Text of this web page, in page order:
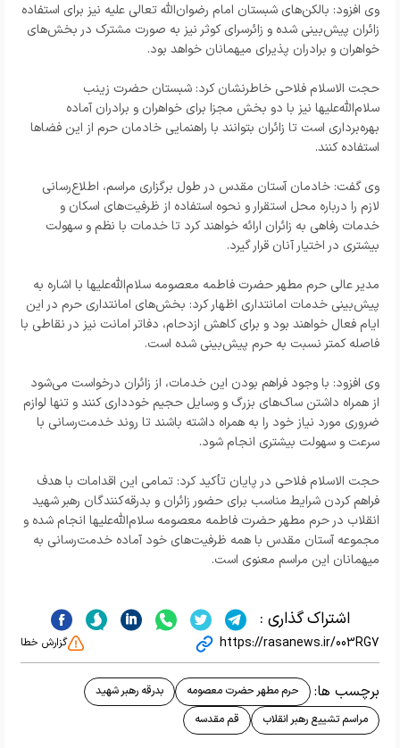
وی افزود: بالکن‌های شبستان امام رضوان‌الله تعالی علیه نیز برای استفاده
زائران پیش‌بینی شده و زائرسرای کوثر نیز به صورت مشترک در بخش‌های
خواهران و برادران پذیرای میهمانان خواهد بود.
حجت الاسلام فلاحی خاطرنشان کرد: شبستان حضرت زینب
سلام‌الله‌علیها نیز با دو بخش مجزا برای خواهران و برادران آماده
بهره‌برداری است تا زائران بتوانند با راهنمایی خادمان حرم از این فضاها
استفاده کنند.
وی گفت: خادمان آستان مقدس در طول برگزاری مراسم، اطلاع‌رسانی
لازم را درباره محل استقرار و نحوه استفاده از ظرفیت‌های اسکان و
خدمات رفاهی به زائران ارائه خواهند کرد تا خدمات با نظم و سهولت
بیشتری در اختیار آنان قرار گیرد.
مدیر عالی حرم مطهر حضرت فاطمه معصومه سلام‌الله‌علیها با اشاره به
پیش‌بینی خدمات امانتداری اظهار کرد: بخش‌های امانتداری حرم در این
ایام فعال خواهند بود و برای کاهش ازدحام، دفاتر امانت نیز در نقاطی با
فاصله کمتر نسبت به حرم پیش‌بینی شده است.
وی افزود: با وجود فراهم بودن این خدمات، از زائران درخواست می‌شود
از همراه داشتن ساک‌های بزرگ و وسایل حجیم خودداری کنند و تنها لوازم
ضروری مورد نیاز خود را به همراه داشته باشند تا روند خدمت‌رسانی با
سرعت و سهولت بیشتری انجام شود.
حجت الاسلام فلاحی در پایان تأکید کرد: تمامی این اقدامات با هدف
فراهم کردن شرایط مناسب برای حضور زائران و بدرقه‌کنندگان رهبر شهید
انقلاب در حرم مطهر حضرت فاطمه معصومه سلام‌الله‌علیها انجام شده و
مجموعه آستان مقدس با همه ظرفیت‌های خود آماده خدمت‌رسانی به
میهمانان این مراسم معنوی است.
اشتراک گذاری :
https://rasanews.ir/003RG7 گزارش خطا
برچسب ها: حرم مطهر حضرت معصومه
بدرقه رهبر شهید
مراسم تشییع رهبر انقلاب
قم مقدسه